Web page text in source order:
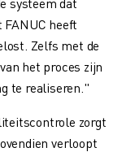
heeft
Zelfs met de
het proces zijn
te realiseren."
zorgt
verloopt